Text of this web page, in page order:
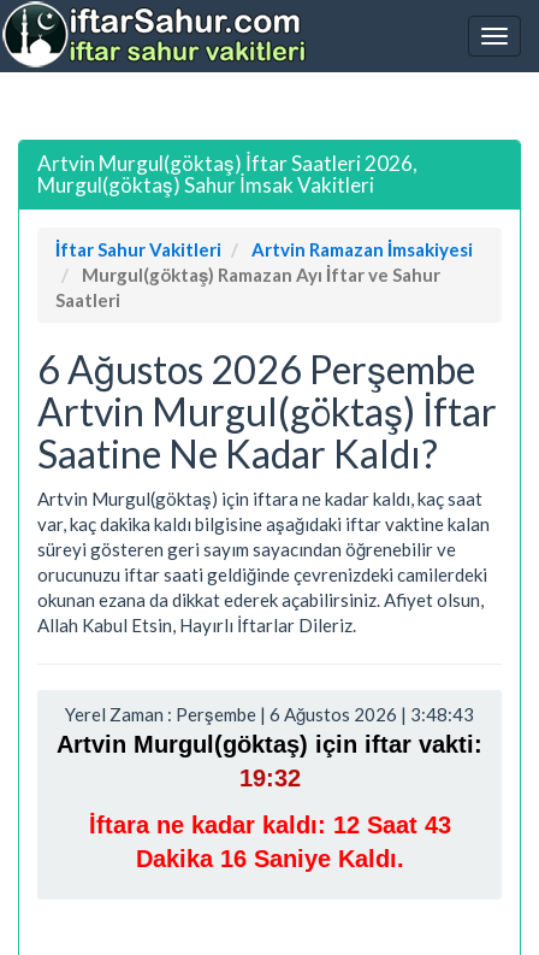
Artvin Murgul(göktaş) İftar Saatleri 2026,
Murgul(göktaş) Sahur İmsak Vakitleri
İftar Sahur Vakitleri
Artvin Ramazan İmsakiyesi
Murgul(göktaş) Ramazan Ayı İftar ve Sahur
Saatleri
6 Ağustos 2026 Perşembe
Artvin Murgul(göktaş) İftar
Saatine Ne Kadar Kaldı?
Artvin Murgul(göktaş) için iftara ne kadar kaldı, kaç saat
var, kaç dakika kaldı bilgisine aşağıdaki iftar vaktine kalan
süreyi gösteren geri sayım sayacından öğrenebilir ve
orucunuzu iftar saati geldiğinde çevrenizdeki camilerdeki
okunan ezana da dikkat ederek açabilirsiniz. Afiyet olsun,
Allah Kabul Etsin, Hayırlı İftarlar Dileriz.
Yerel Zaman : Perşembe | 6 Ağustos 2026 | 3:48:44
Artvin Murgul(göktaş) için iftar vakti:
19:32
İftara ne kadar kaldı: 12 Saat 43
Dakika 15 Saniye Kaldı.